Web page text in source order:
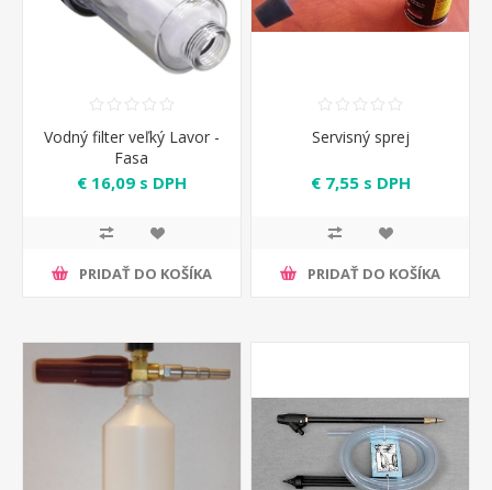
Vodný filter veľký Lavor -
Fasa
€ 16,09 s DPH
PRIDAŤ DO KOŠÍKA
Servisný sprej
€ 7,55 s DPH
PRIDAŤ DO KOŠÍKA